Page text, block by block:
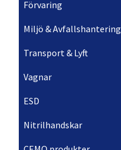
Förvaring
Miljö & Avfallshantering
Transport & Lyft
Vagnar
ESD
Nitrilhandskar